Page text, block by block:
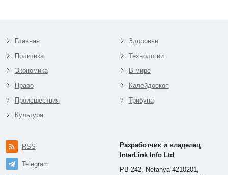
Главная
Политика
Экономика
Право
Происшествия
Культура
Здоровье
Технологии
В мире
Калейдоскоп
Трибуна
RSS
Telegram
Разработчик и владелец
InterLink Info Ltd
PB 242, Netanya 4210201,